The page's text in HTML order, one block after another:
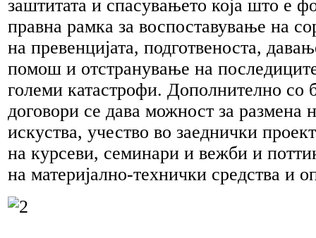
заштитата и спасувањето која што е
правна рамка за воспоставување на
на превенцијата, подготвеноста,
помош и отстранување на
големи катастрофи. Дополнително со
договори се дава можност за размена
искуства, учество во заеднички
на курсеви, семинари и вежби и
на материјално-технички средства и